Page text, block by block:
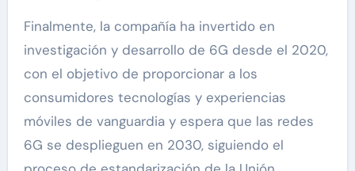
Finalmente, la compañía ha invertido en
investigación y desarrollo de 6G desde el 2020,
con el objetivo de proporcionar a los
consumidores tecnologías y experiencias
móviles de vanguardia y espera que las redes
6G se desplieguen en 2030, siguiendo el